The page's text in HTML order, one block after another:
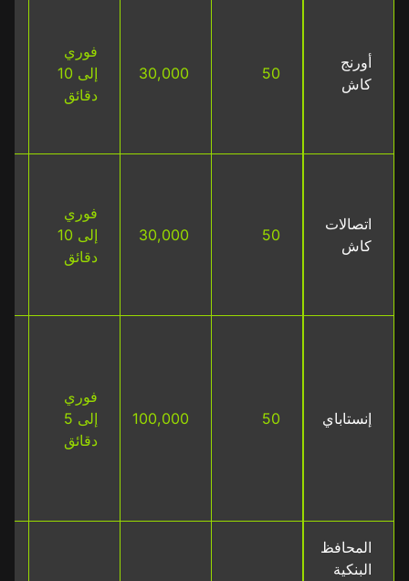
أورنج
كاش
50
30,000
فوري
إلى 10
دقائق
اتصالات
كاش
50
30,000
فوري
إلى 10
دقائق
إنستاباي 50
100,000
فوري
إلى 5
دقائق
المحافظ
البنكية